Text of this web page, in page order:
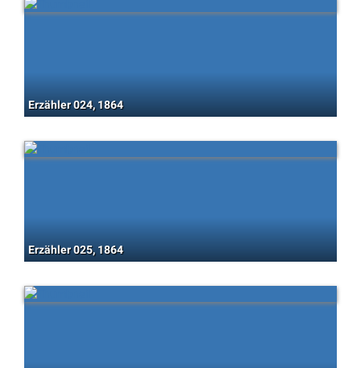
Erzähler 024, 1864
Erzähler 025, 1864